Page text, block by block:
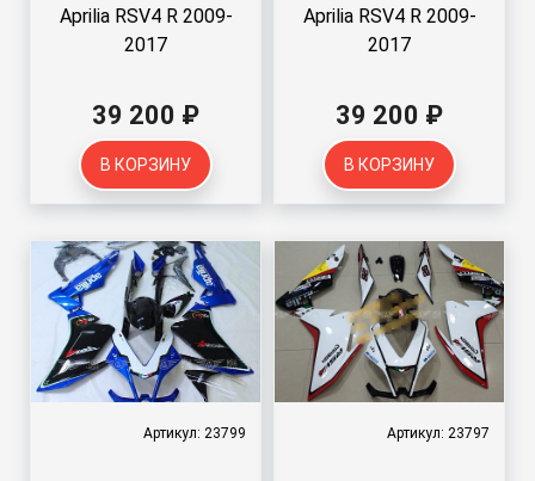
Aprilia RSV4 R 2009-
2017
39 200 ₽
В КОРЗИНУ
Aprilia RSV4 R 2009-
2017
39 200 ₽
В КОРЗИНУ
Артикул: 23799 Артикул: 23797